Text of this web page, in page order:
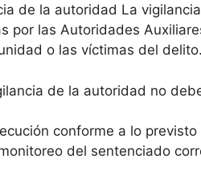
de la autoridad La
por las Autoridades
o las víctimas del delito.
de la autoridad no
conforme a lo
del sentenciado